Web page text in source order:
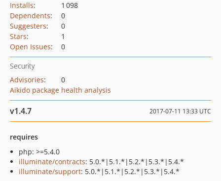
Installs:
1 098
Dependents:
0
Suggesters:
0
Stars:
1
Open Issues: 0
Security
Advisories:
0
Aikido package health analysis
v1.4.7 2017-07-11 13:33 UTC
requires
php: >=5.4.0
illuminate/contracts: 5.0.*|5.1.*|5.2.*|5.3.*|5.4.*
illuminate/support: 5.0.*|5.1.*|5.2.*|5.3.*|5.4.*